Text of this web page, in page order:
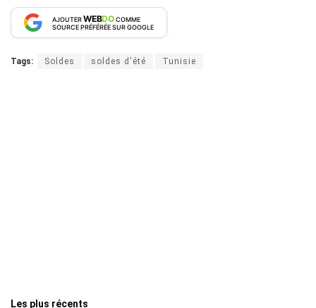
AJOUTERWEBDOCOMME
SOURCE PRÉFÉRÉE SUR GOOGLE
Tags: Soldes soldes d'été Tunisie
Les plus récents